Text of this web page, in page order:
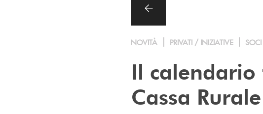
NOVITÀ PRIVATI / INIZIATIVE
Il
Cassa